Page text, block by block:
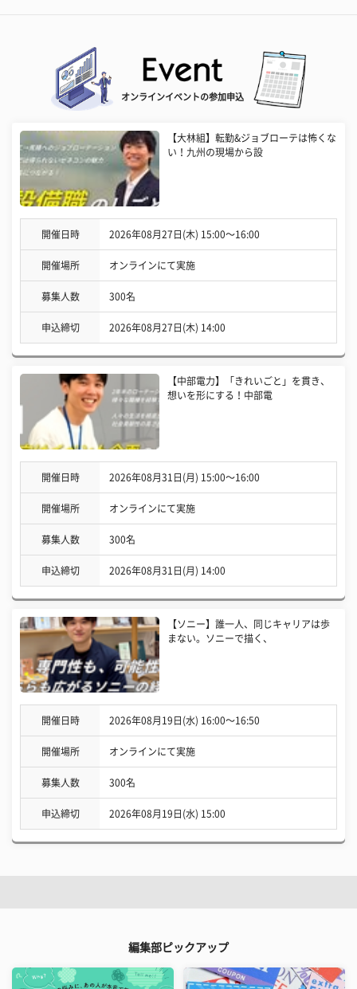
オンラインイベントの参加申込
【大林組】転勤&ジョブローテは怖くな
い！九州の現場から設
開催日時 2026年08月27日(木) 15:00〜16:00
開催場所 オンラインにて実施
募集人数 300名
申込締切 2026年08月27日(木) 14:00
【中部電力】「きれいごと」を貫き、
想いを形にする！中部電
開催日時 2026年08月31日(月) 15:00〜16:00
開催場所 オンラインにて実施
募集人数 300名
申込締切 2026年08月31日(月) 14:00
【ソニー】誰一人、同じキャリアは歩
まない。ソニーで描く、
開催日時 2026年08月19日(水) 16:00〜16:50
開催場所 オンラインにて実施
募集人数 300名
申込締切 2026年08月19日(水) 15:00
編集部ピックアップ